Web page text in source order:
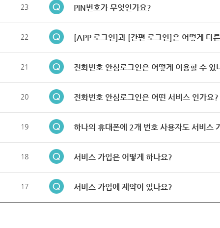
23 PIN번호가 무엇인가요?
22 [APP 로그인]과 [간편 로그인]은 어떻게 다
21 전화번호 안심로그인은 어떻게 이용할 수 있
20 전화번호 안심로그인은 어떤 서비스 인가요?
19 하나의 휴대폰에 2개 번호 사용자도 서비스
18 서비스 가입은 어떻게 하나요?
17 서비스 가입에 제약이 있나요?